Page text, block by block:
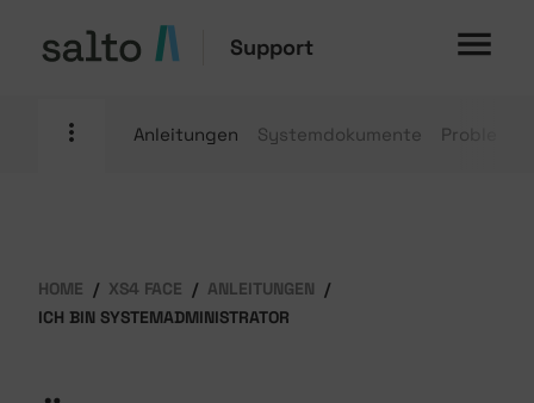
Support
Anleitungen Systemdokumente
HOME XS4 FACE
ANLEITUNGEN
ICH BIN SYSTEMADMINISTRATOR